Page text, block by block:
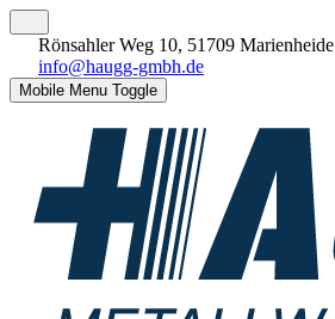
Rönsahler Weg 10, 51709 Marienheide
info@haugg-gmbh.de
Mobile Menu Toggle